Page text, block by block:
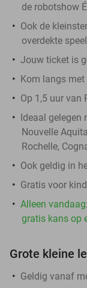
de robotshow
Ook de
overdekte
Jouw ticket is
Kom langs
Op 1,5 uur van
Ideaal gelegen
Nouvelle
Rochelle,
Ook geldig in
Gratis voor
Alleen
gratis kans op
Grote kleine
Geldig vanaf